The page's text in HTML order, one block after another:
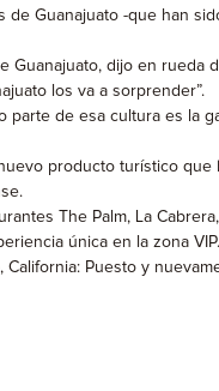
Guanajuato -que han
Guanajuato, dijo en
los va a sorprender”.
de esa cultura es
producto turístico
The Palm, La
única en la zona VIP.
Puesto y